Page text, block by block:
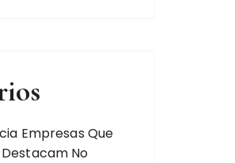
Empresas Que
No